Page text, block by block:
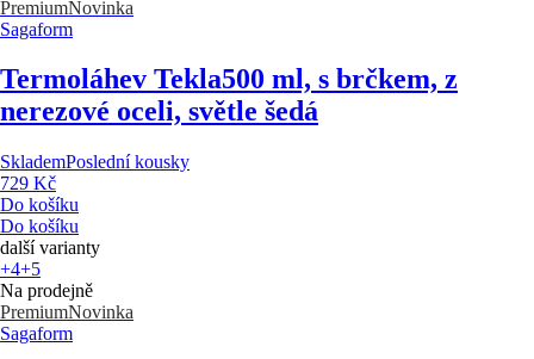
PremiumNovinka
Sagaform
Termoláhev Tekla500 ml, s brčkem, z
nerezové oceli, světle šedá
SklademPoslední kousky
729 Kč
Do košíku
Do košíku
další varianty
+4+5
Na prodejně
PremiumNovinka
Sagaform